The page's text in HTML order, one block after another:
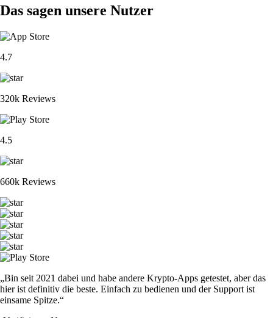
Das sagen unsere Nutzer
4.7
320k Reviews
4.5
660k Reviews
„Bin seit 2021 dabei und habe andere Krypto-Apps getestet, aber das
hier ist definitiv die beste. Einfach zu bedienen und der Support ist
einsame Spitze.“